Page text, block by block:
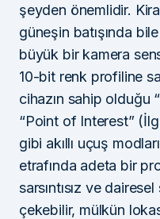
şeyden önemlidir.
güneşin batışında
büyük bir kamera
10-bit renk profiline
cihazın sahip olduğu
“Point of Interest”
gibi akıllı uçuş
etrafında adeta bir
sarsıntısız ve
çekebilir, mülkün